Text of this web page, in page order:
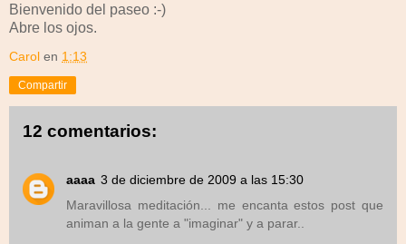
Bienvenido del paseo :-)
Abre los ojos.
Carol en 1:13
Compartir
12 comentarios:
aaaa 3 de diciembre de 2009 a las 15:30
Maravillosa meditación... me encanta estos post que
animan a la gente a "imaginar" y a parar..